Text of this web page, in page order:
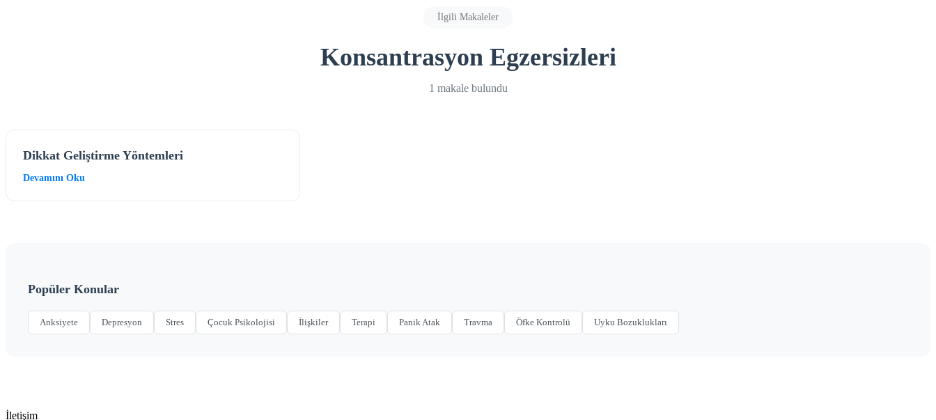
İlgili Makaleler
Konsantrasyon Egzersizleri
1 makale bulundu
Dikkat Geliştirme Yöntemleri
Devamını Oku
Popüler Konular
Anksiyete Depresyon Stres Çocuk Psikolojisi İlişkiler Terapi Panik Atak Travma Öfke Kontrolü Uyku Bozuklukları
İletişim